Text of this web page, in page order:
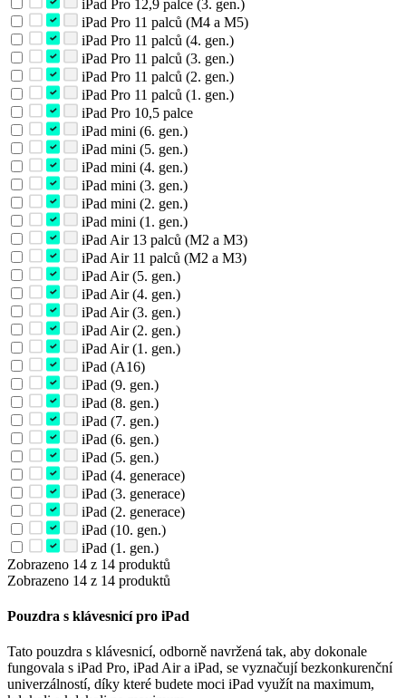
iPad Pro 12,9 palce (3. gen.)
iPad Pro 11 palců (M4 a M5)
iPad Pro 11 palců (4. gen.)
iPad Pro 11 palců (3. gen.)
iPad Pro 11 palců (2. gen.)
iPad Pro 11 palců (1. gen.)
iPad Pro 10,5 palce
iPad mini (6. gen.)
iPad mini (5. gen.)
iPad mini (4. gen.)
iPad mini (3. gen.)
iPad mini (2. gen.)
iPad mini (1. gen.)
iPad Air 13 palců (M2 a M3)
iPad Air 11 palců (M2 a M3)
iPad Air (5. gen.)
iPad Air (4. gen.)
iPad Air (3. gen.)
iPad Air (2. gen.)
iPad Air (1. gen.)
iPad (A16)
iPad (9. gen.)
iPad (8. gen.)
iPad (7. gen.)
iPad (6. gen.)
iPad (5. gen.)
iPad (4. generace)
iPad (3. generace)
iPad (2. generace)
iPad (10. gen.)
iPad (1. gen.)
Zobrazeno 14 z 14 produktů
Zobrazeno 14 z 14 produktů
Pouzdra s klávesnicí pro iPad
Tato pouzdra s klávesnicí, odborně navržená tak, aby dokonale
fungovala s iPad Pro, iPad Air a iPad, se vyznačují bezkonkurenční
univerzálností, díky které budete moci iPad využít na maximum,